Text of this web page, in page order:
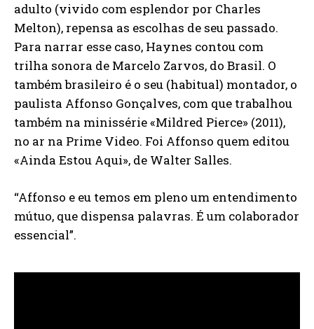
adulto (vivido com esplendor por Charles
Melton), repensa as escolhas de seu passado.
Para narrar esse caso, Haynes contou com
trilha sonora de Marcelo Zarvos, do Brasil. O
também brasileiro é o seu (habitual) montador, o
paulista Affonso Gonçalves, com que trabalhou
também na minissérie «Mildred Pierce» (2011),
no ar na Prime Video. Foi Affonso quem editou
«Ainda Estou Aqui», de Walter Salles.
“Affonso e eu temos em pleno um entendimento
mútuo, que dispensa palavras. É um colaborador
essencial”.